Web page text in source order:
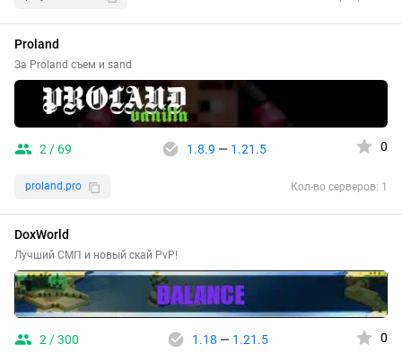
Proland
За Proland съем и sand
2 / 69 1.8.9 — 1.21.5 0
proland.pro Кол-во серверов: 1
DoxWorld
Лучший СМП и новый скай PvP!
2 / 300 1.18 — 1.21.5 0